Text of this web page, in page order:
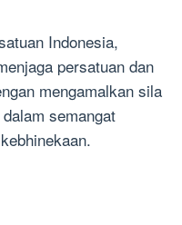
Indonesia,
persatuan dan
mengamalkan sila
semangat